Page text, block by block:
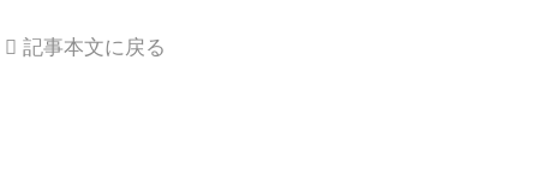
記事本文に戻る